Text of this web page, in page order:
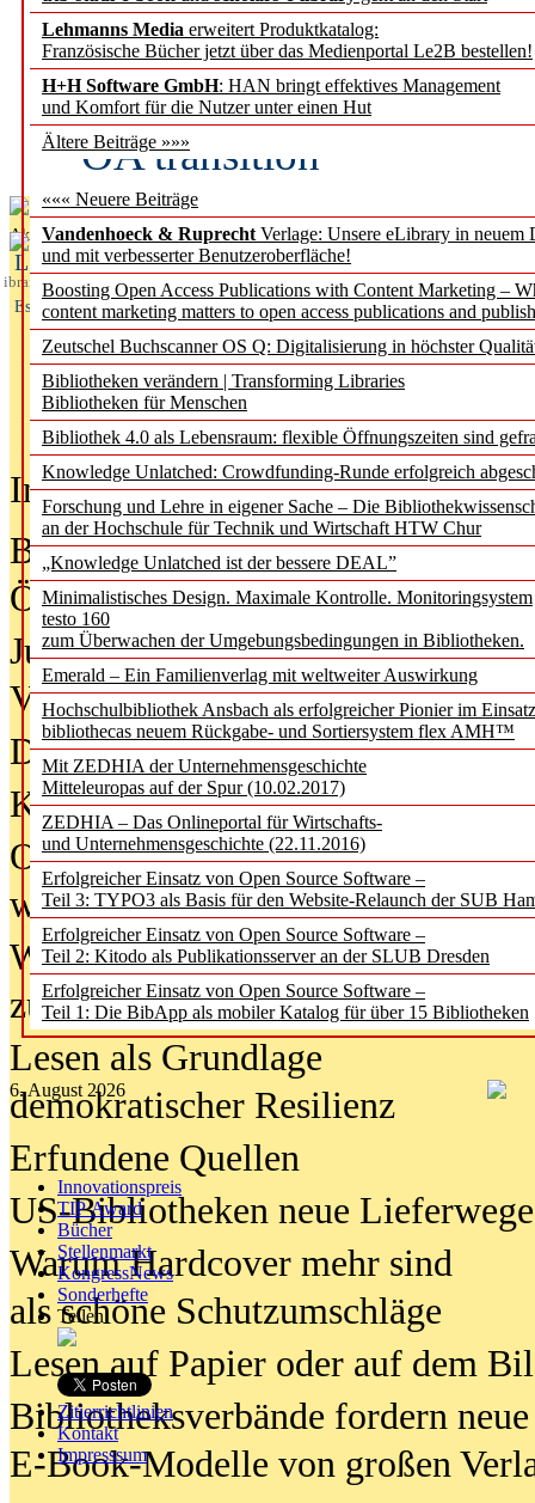
Lehmanns Media erweitert Produktkatalog:
Französische Bücher jetzt über das Medienportal Le2B bestellen!
H+H Software GmbH: HAN bringt effektives Management
und Komfort für die Nutzer unter einen Hut
Ältere Beiträge »»»
««« Neuere Beiträge
Vandenhoeck & Ruprecht Verlage: Unsere eLibrary in neuem
und mit verbesserter Benutzeroberfläche!
Boosting Open Access Publications with Content Marketing –
content marketing matters to open access publications and
Zeutschel Buchscanner OS Q: Digitalisierung in höchster
Bibliotheken verändern | Transforming Libraries
Bibliotheken für Menschen
Bibliothek 4.0 als Lebensraum: flexible Öffnungszeiten sind
Knowledge Unlatched: Crowdfunding-Runde erfolgreich
Forschung und Lehre in eigener Sache – Die
an der Hochschule für Technik und Wirtschaft HTW Chur
„Knowledge Unlatched ist der bessere DEAL”
Minimalistisches Design. Maximale Kontrolle. Monitoringsystem
testo 160
zum Überwachen der Umgebungsbedingungen in Bibliotheken.
Emerald – Ein Familienverlag mit weltweiter Auswirkung
Hochschulbibliothek Ansbach als erfolgreicher Pionier im
bibliothecas neuem Rückgabe- und Sortiersystem flex AMH™
Mit ZEDHIA der Unternehmensgeschichte
Mitteleuropas auf der Spur (10.02.2017)
ZEDHIA – Das Onlineportal für Wirtschafts-
und Unternehmensgeschichte (22.11.2016)
Erfolgreicher Einsatz von Open Source Software –
Teil 3: TYPO3 als Basis für den Website-Relaunch der SUB
Erfolgreicher Einsatz von Open Source Software –
Teil 2: Kitodo als Publikationsserver an der SLUB Dresden
Erfolgreicher Einsatz von Open Source Software –
Teil 1: Die BibApp als mobiler Katalog für über 15 Bibliotheken
6. August 2026
Innovationspreis
TIP Award
Bücher
Stellenmarkt
KongressNews
Sonderhefte
Teilen
Zitierrichtlinien
Kontakt
Impresssum
Fifth Open Access
transformative
OA transition
Aktuelles aus
L
ibrary
Essentials
In der Ausgabe05/2026(Juni/Juli
Bürgerforum fordert mehr
Öffentlichkeit
Jugendliche wollen besseren
Verbote
Digitale Langzeit­archi­vierung
KI-Chatbots werden Teil der
Offene Infrastrukturen für
wissenschaftliche
Warum die Debatte über KI-Texte
zu kurz greift
Lesen als Grundlage
demokratischer Resilienz
Erfundene Quellen
US-Bibliotheken neue Lieferwege
Warum Hardcover mehr sind
als schöne Schutzumschläge
Lesen auf Papier oder auf dem
Bibliotheksverbände fordern neue
E-Book-Modelle von großen